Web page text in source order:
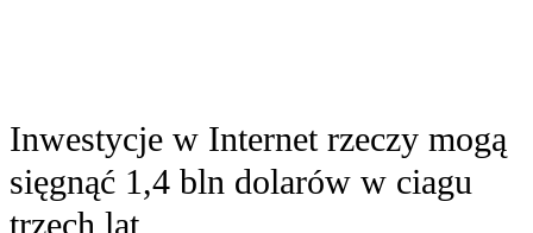
Inwestycje w Internet rzeczy mogą
sięgnąć 1,4 bln dolarów w ciagu
trzech lat